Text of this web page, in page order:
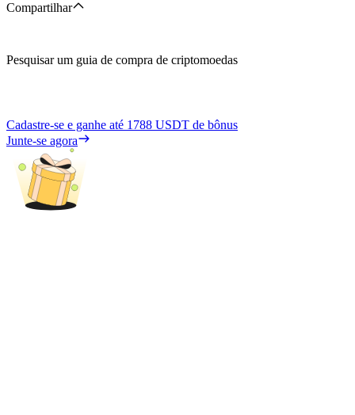
Compartilhar
Pesquisar um guia de compra de criptomoedas
Cadastre-se e ganhe até 1788 USDT de bônus
Junte-se agora